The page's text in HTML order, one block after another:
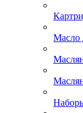
Масло